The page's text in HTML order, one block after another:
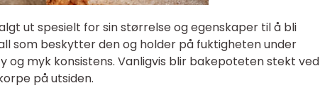
ut spesielt for sin størrelse og egenskaper til å bli
som beskytter den og holder på fuktigheten under
og myk konsistens. Vanligvis blir bakepoteten stekt ved
på utsiden.